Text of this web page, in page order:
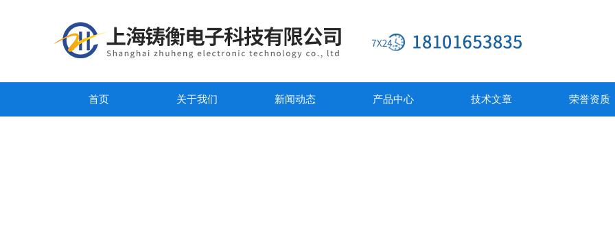
首页 关于我们 新闻动态 产品中心 技术文章 荣誉资质